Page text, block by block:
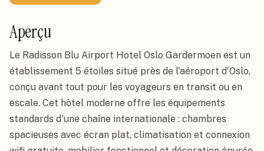
Aperçu
Le Radisson Blu Airport Hotel Oslo Gardermoen est un
établissement 5 étoiles situé près de l'aéroport d'Oslo,
conçu avant tout pour les voyageurs en transit ou en
escale. Cet hôtel moderne offre les équipements
standards d'une chaîne internationale : chambres
spacieuses avec écran plat, climatisation et connexion